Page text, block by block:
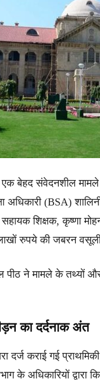
बेहद संवेदनशील मामले
अधिकारी (BSA)
शिक्षक, कृष्णा
रुपये की जबरन
पीठ ने मामले के तथ्यों
का दर्दनाक अंत
दर्ज कराई गई
के अधिकारियों